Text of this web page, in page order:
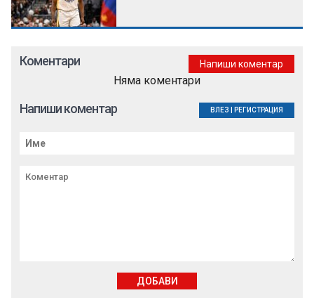
Коментари Напиши коментар
Няма коментари
Напиши коментар ВЛЕЗ РЕГИСТРАЦИЯ
ДОБАВИ